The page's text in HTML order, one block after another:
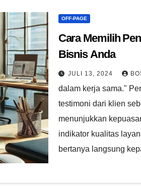
OFF-PAGE
Cara Memilih
Bisnis Anda
JULI 13, 2024
dalam kerja sama."
testimoni dari klien
menunjukkan
indikator kualitas
bertanya langsung